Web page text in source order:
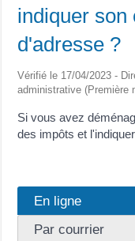
indiquer son
d'adresse ?
Vérifié le 17/04/2023 -
administrative (Première
Si vous avez
des impôts et
En ligne
Par courrier